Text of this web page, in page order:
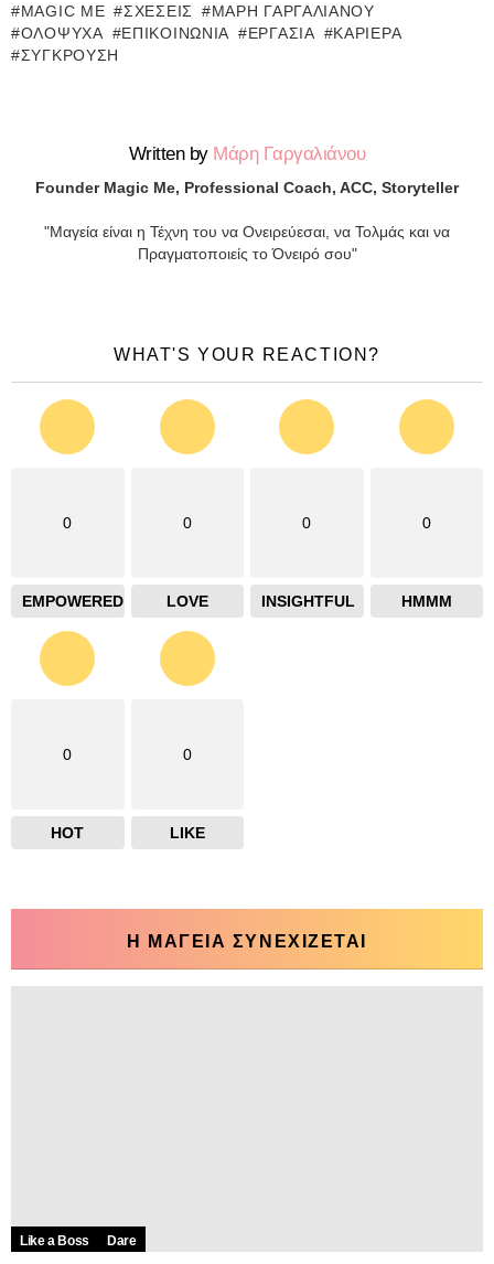
MAGIC ME ΣΧΈΣΕΙΣ
ΜΆΡΗ ΓΑΡΓΑΛΙΆΝΟΥ
ΟΛΌΨΥΧΑ
ΕΠΙΚΟΙΝΩΝΊΑ ΕΡΓΑΣΊΑ
ΚΑΡΙΈΡΑ
ΣΎΓΚΡΟΥΣΗ
Written by Μάρη Γαργαλιάνου
Founder Magic Me, Professional Coach, ACC, Storyteller
"Μαγεία είναι η Τέχνη του να Ονειρεύεσαι, να Τολμάς και να
Πραγματοποιείς το Όνειρό σου"
WHAT'S YOUR REACTION?
0
EMPOWERED
0
LOVE
0
INSIGHTFUL
0
HMMM
0
HOT
0
LIKE
Η ΜΑΓΕΙΑ ΣΥΝΕΧΙΖΕΤΑΙ
Like a Boss Dare